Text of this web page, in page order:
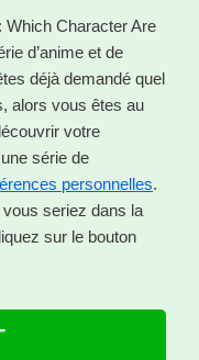
Which Character Are
d’anime et de
déjà demandé quel
alors vous êtes au
votre
série de
personnelles.
seriez dans la
sur le bouton